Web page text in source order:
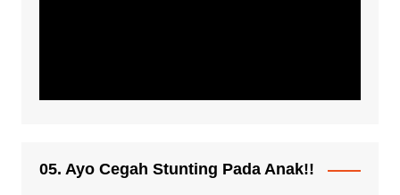
05. Ayo Cegah Stunting Pada Anak!!